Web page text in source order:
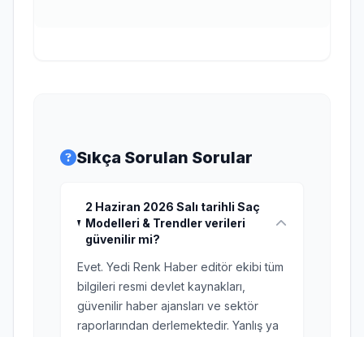
Sıkça Sorulan Sorular
2 Haziran 2026 Salı tarihli Saç
Modelleri & Trendler verileri
güvenilir mi?
Evet. Yedi Renk Haber editör ekibi tüm
bilgileri resmi devlet kaynakları,
güvenilir haber ajansları ve sektör
raporlarından derlemektedir. Yanlış ya